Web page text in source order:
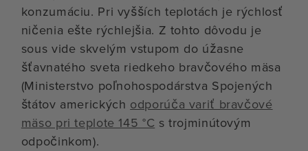
konzumáciu. Pri vyšších teplotách je rýchlosť
ničenia ešte rýchlejšia. Z tohto dôvodu je
sous vide skvelým vstupom do úžasne
šťavnatého sveta riedkeho bravčového mäsa
(Ministerstvo poľnohospodárstva Spojených
štátov amerických odporúča variť bravčové
mäso pri teplote 145 °C s trojminútovým
odpočinkom).